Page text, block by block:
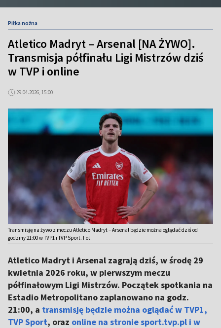
Piłka nożna
Atletico Madryt – Arsenal [NA ŻYWO].
Transmisja półfinału Ligi Mistrzów dziś
w TVP i online
29.04.2026, 15:00
Transmisję na żywo z meczu Atletico Madryt – Arsenal będzie można oglądać dziś od
godziny 21:00 w TVP1 i TVP Sport. Fot.
Atletico Madryt i Arsenal zagrają dziś, w środę 29
kwietnia 2026 roku, w pierwszym meczu
półfinałowym Ligi Mistrzów. Początek spotkania na
Estadio Metropolitano zaplanowano na godz.
21:00, a transmisję będzie można oglądać w TVP1,
TVP Sport, oraz online na stronie sport.tvp.pl i w